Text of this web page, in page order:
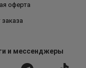
оферта
и мессенджеры